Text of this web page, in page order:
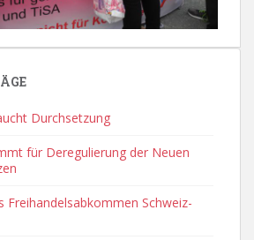
Durchsetzung
für Deregulierung der Neuen
Freihandelsabkommen Schweiz-